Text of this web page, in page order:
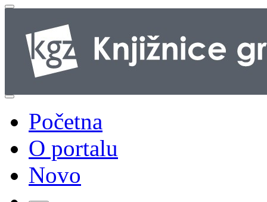
Početna
O portalu
Novo